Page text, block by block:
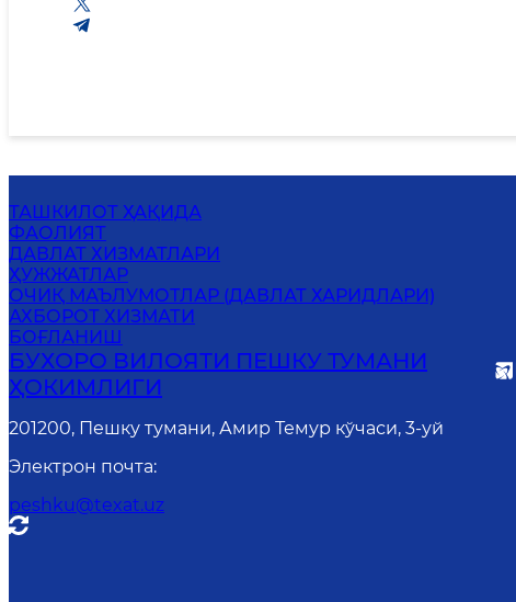
ТАШКИЛОТ ҲАҚИДА
ФАОЛИЯТ
ДАВЛАТ ХИЗМАТЛАРИ
ҲУЖЖАТЛАР
ОЧИҚ МАЪЛУМОТЛАР (ДАВЛАТ ХАРИДЛАРИ)
АХБОРОТ ХИЗМАТИ
БОҒЛАНИШ
БУХОРО ВИЛОЯТИ ПЕШКУ ТУМАНИ
ҲОКИМЛИГИ
201200, Пешку тумани, Амир Темур кўчаси, 3-уй
Электрон почта:
peshku@texat.uz